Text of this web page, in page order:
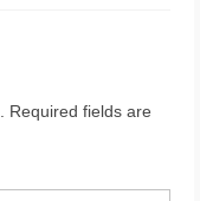
Required fields are